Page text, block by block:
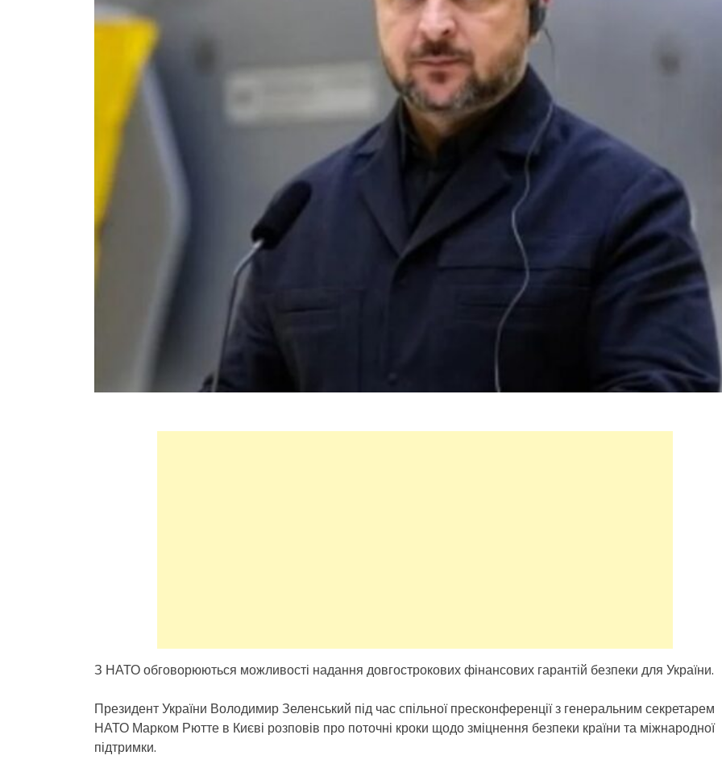
З НАТО обговорюються можливості надання довгострокових фінансових гарантій безпеки для України.
Президент України Володимир Зеленський під час спільної пресконференції з генеральним секретарем
НАТО Марком Рютте в Києві розповів про поточні кроки щодо зміцнення безпеки країни та міжнародної
підтримки.